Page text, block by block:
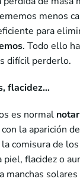
menos
para
. Todo ello
difícil perderlo.
flacidez…
es normal
con la aparición
comisura de
piel, flacidez o
manchas